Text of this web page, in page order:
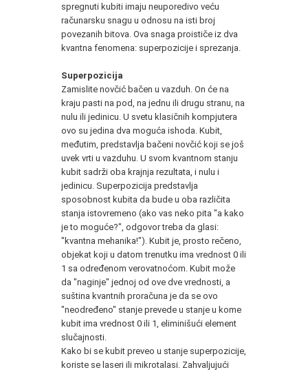
spregnuti kubiti imaju neuporedivo veću
računarsku snagu u odnosu na isti broj
povezanih bitova. Ova snaga proističe iz dva
kvantna fenomena: superpozicije i sprezanja.
Superpozicija
Zamislite novčić bačen u vazduh. On će na
kraju pasti na pod, na jednu ili drugu stranu, na
nulu ili jedinicu. U svetu klasičnih kompjutera
ovo su jedina dva moguća ishoda. Kubit,
međutim, predstavlja bačeni novčić koji se još
uvek vrti u vazduhu. U svom kvantnom stanju
kubit sadrži oba krajnja rezultata, i nulu i
jedinicu. Superpozicija predstavlja
sposobnost kubita da bude u oba različita
stanja istovremeno (ako vas neko pita "a kako
je to moguće?", odgovor treba da glasi:
"kvantna mehanika!"). Kubit je, prosto rečeno,
objekat koji u datom trenutku ima vrednost 0 ili
1 sa određenom verovatnoćom. Kubit može
da "naginje" jednoj od ove dve vrednosti, a
suština kvantnih proračuna je da se ovo
"neodređeno" stanje prevede u stanje u kome
kubit ima vrednost 0 ili 1, eliminišući element
slučajnosti.
Kako bi se kubit preveo u stanje superpozicije,
koriste se laseri ili mikrotalasi. Zahvaljujući